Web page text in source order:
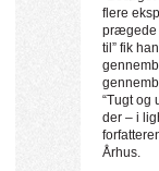
flere
prægede
til” fik
“Tugt og
der – i
Århus.